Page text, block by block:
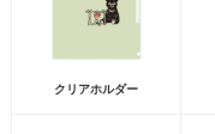
クリアホルダー